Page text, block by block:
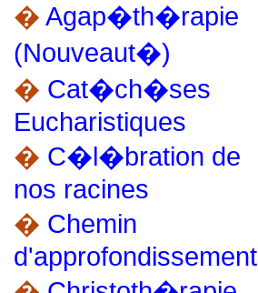
� Agap�th�rapie
(Nouveaut�)
� Cat�ch�ses
Eucharistiques
� C�l�bration de
nos racines
� Chemin
d'approfondissement